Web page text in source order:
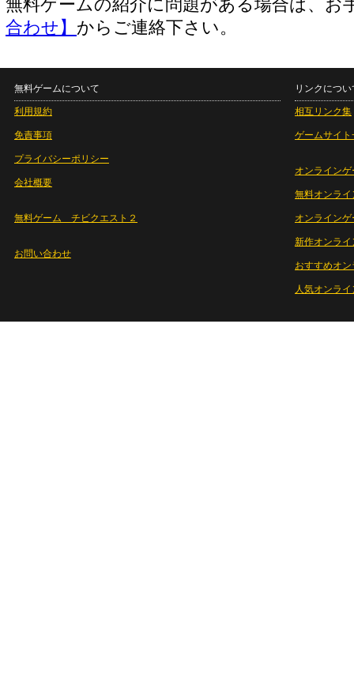
無料ゲームの紹介に問題がある場合は、お
合わせ】 からご連絡下さい。
無料ゲームについて
利用規約
免責事項
プライバシーポリシー
会社概要
無料ゲーム チビクエスト２
お問い合わせ
リンクについ
相互リンク集
ゲームサイト
オンラインゲ
無料オンライ
オンライン
新作オンライ
おすすめオ
人気オンラ